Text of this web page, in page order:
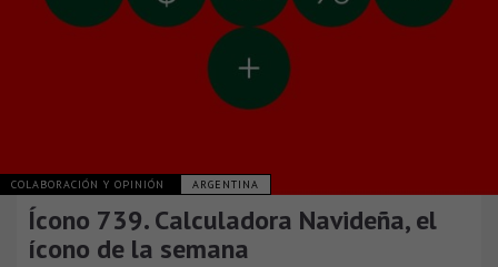
COLABORACIÓN Y OPINIÓN ARGENTINA
Ícono 739. Calculadora Navideña, el
ícono de la semana